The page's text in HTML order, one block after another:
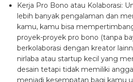
Kerja Pro Bono atau Kolaborasi:
lebih banyak pengalaman dan
kamu, kamu bisa
proyek-proyek pro bono (tanpa
berkolaborasi dengan kreator
nirlaba atau startup kecil yang
desain tetapi tidak memiliki
menjadi kesempatan bagi kamu